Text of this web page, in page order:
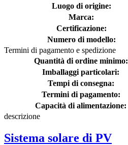
Luogo di origine:
Marca:
Certificazione:
Numero di modello:
Termini di pagamento e spedizione
Quantità di ordine minimo:
Imballaggi particolari:
Tempi di consegna:
Termini di pagamento:
Capacità di alimentazione:
descrizione
Sistema solare di PV